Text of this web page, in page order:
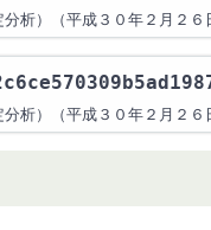
析）（平成３０年２月２６
析）（平成３０年２月２６